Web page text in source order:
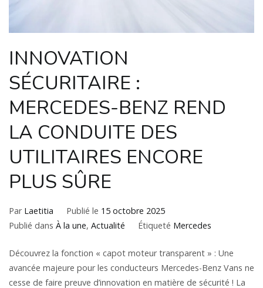
INNOVATION
SÉCURITAIRE :
MERCEDES-BENZ REND
LA CONDUITE DES
UTILITAIRES ENCORE
PLUS SÛRE
Par Laetitia Publié le 15 octobre 2025
Publié dans À la une, Actualité Étiqueté Mercedes
Découvrez la fonction « capot moteur transparent » : Une
avancée majeure pour les conducteurs Mercedes-Benz Vans ne
cesse de faire preuve d’innovation en matière de sécurité ! La